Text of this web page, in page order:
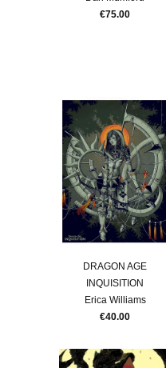
€75.00
DRAGON AGE
INQUISITION
Erica Williams
€40.00